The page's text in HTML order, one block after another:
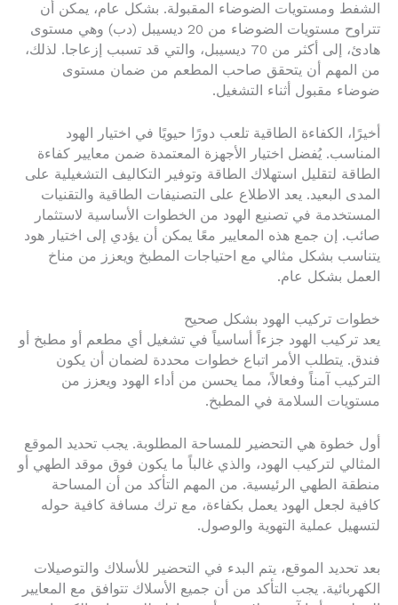
الشفط ومستويات الضوضاء المقبولة. بشكل عام، يمكن أن
تتراوح مستويات الضوضاء من 20 ديسيبل (دب) وهي مستوى
هادئ، إلى أكثر من 70 ديسيبل، والتي قد تسبب إزعاجا. لذلك،
من المهم أن يتحقق صاحب المطعم من ضمان مستوى
ضوضاء مقبول أثناء التشغيل.
أخيرًا، الكفاءة الطاقية تلعب دورًا حيويًا في اختيار الهود
المناسب. يُفضل اختيار الأجهزة المعتمدة ضمن معايير كفاءة
الطاقة لتقليل استهلاك الطاقة وتوفير التكاليف التشغيلية على
المدى البعيد. يعد الاطلاع على التصنيفات الطاقية والتقنيات
المستخدمة في تصنيع الهود من الخطوات الأساسية لاستثمار
صائب. إن جمع هذه المعايير معًا يمكن أن يؤدي إلى اختيار هود
يتناسب بشكل مثالي مع احتياجات المطبخ ويعزز من مناخ
العمل بشكل عام.
خطوات تركيب الهود بشكل صحيح
يعد تركيب الهود جزءاً أساسياً في تشغيل أي مطعم أو مطبخ أو
فندق. يتطلب الأمر اتباع خطوات محددة لضمان أن يكون
التركيب آمناً وفعالاً، مما يحسن من أداء الهود ويعزز من
مستويات السلامة في المطبخ.
أول خطوة هي التحضير للمساحة المطلوبة. يجب تحديد الموقع
المثالي لتركيب الهود، والذي غالباً ما يكون فوق موقد الطهي أو
منطقة الطهي الرئيسية. من المهم التأكد من أن المساحة
كافية لجعل الهود يعمل بكفاءة، مع ترك مسافة كافية حوله
لتسهيل عملية التهوية والوصول.
بعد تحديد الموقع، يتم البدء في التحضير للأسلاك والتوصيلات
الكهربائية. يجب التأكد من أن جميع الأسلاك تتوافق مع المعايير